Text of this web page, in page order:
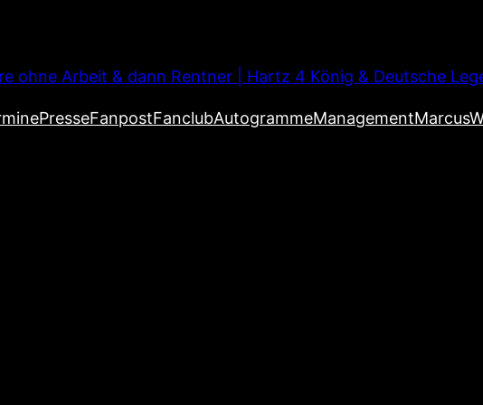
ohne Arbeit & dann Rentner | Hartz 4 König & Deutsche
PresseFanpostFanclubAutogrammeManagement